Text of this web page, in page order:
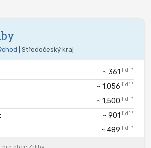
| Středočeský kraj
~ 361 lidí *
~ 1,056 lidí *
~ 1,500 lidí *
~ 901 lidí *
~ 489 lidí *